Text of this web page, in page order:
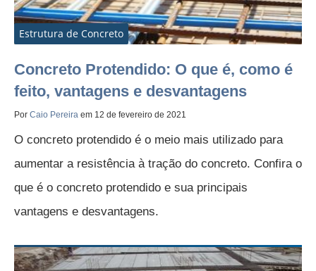
Estrutura de Concreto
Concreto Protendido: O que é, como é
feito, vantagens e desvantagens
Por Caio Pereira em 12 de fevereiro de 2021
O concreto protendido é o meio mais utilizado para
aumentar a resistência à tração do concreto. Confira o
que é o concreto protendido e sua principais
vantagens e desvantagens.